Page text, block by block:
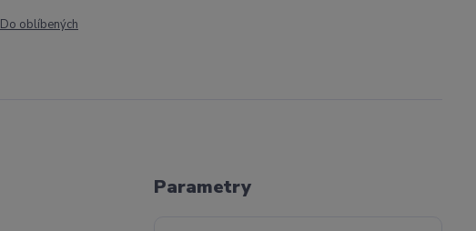
Do oblíbených
Parametry